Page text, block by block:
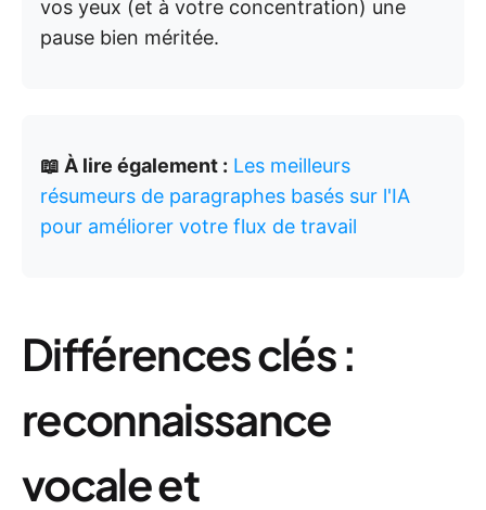
vos yeux (et à votre concentration) une
pause bien méritée.
📖 À lire également : Les meilleurs
résumeurs de paragraphes basés sur l'IA
pour améliorer votre flux de travail
Différences clés :
reconnaissance
vocale et